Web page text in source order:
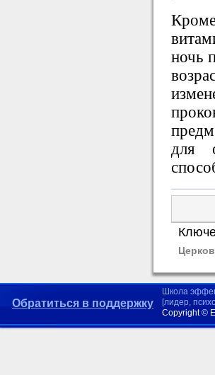
ночь
для
Обратиться в поддержку
Школа
[лидер,
Copyright ©